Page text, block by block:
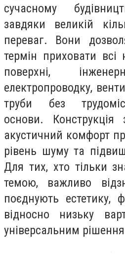
сучасному
завдяки великій
переваг. Вони
термін приховати всі
поверхні,
електропроводку,
труби без
основи.
акустичний комфорт
рівень шуму та
Для тих, хто тільки
темою, важливо
поєднують естетику,
відносно низьку
універсальним